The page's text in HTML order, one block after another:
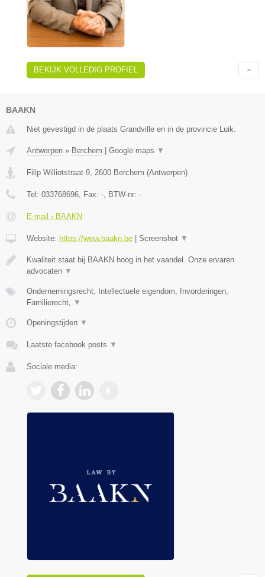
BEKIJK VOLLEDIG PROFIEL
BAAKN
Niet gevestigd in de plaats Grandville en in de provincie Luik.
Antwerpen » Berchem Google maps ▼
Filip Williotstraat 9 2600 Berchem (Antwerpen)
Tel: 033768696 , Fax: - , BTW-nr: -
E-mail › BAAKN
Website: https://www.baakn.be Screenshot ▼
Kwaliteit staat bij BAAKN hoog in het vaandel. Onze ervaren
advocaten ▼
Ondernemingsrecht, Intellectuele eigendom, Invorderingen,
Familierecht,
▼
Openingstijden ▼
Laatste facebook posts ▼
Sociale media: